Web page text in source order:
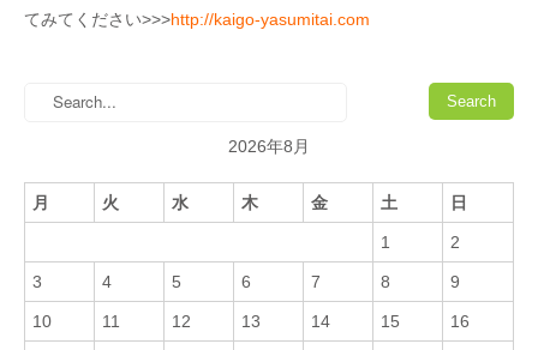
てみてください>>>http://kaigo-yasumitai.com
2026年8月
月 火 水 木 金 土 日
1 2
3 4 5 6 7 8 9
10 11 12 13 14 15 16